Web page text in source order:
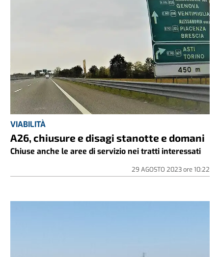
VIABILITÀ
A26, chiusure e disagi stanotte e domani
Chiuse anche le aree di servizio nei tratti interessati
29 AGOSTO 2023ore 10:22